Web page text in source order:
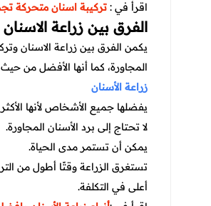
اقرأ في : تركيبة اسنان متحركة
الفرق بين زراعة
يكمن الفرق بين زراعة الاسنان
المجاورة، كما أنها الأفضل من حيث
زراعة الأسنان
يفضلها جميع الأشخاص لأنها الأكثر
لا تحتاج إلى برد الأسنان المجاورة.
يمكن أن تستمر مدى الحياة.
تستغرق الزراعة وقتًا أطول من
أعلى في التكلفة.